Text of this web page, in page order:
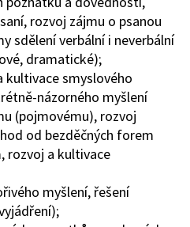
rozvoj zájmu o psanou
sdělení verbální i neverbální
dramatické);
smyslového
názorného myšlení
(pojmovému), rozvoj
od bezděčných forem
rozvoj a kultivace
myšlení, řešení